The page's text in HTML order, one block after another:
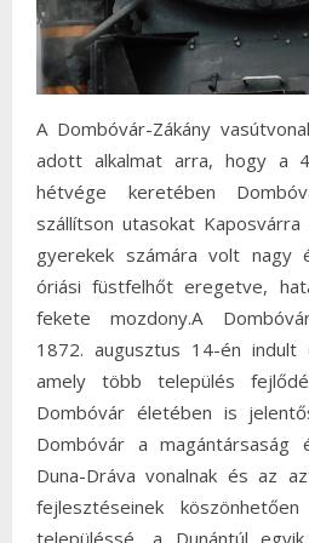
A Dombóvár-Zákány
adott alkalmat arra, hogy a
hétvége keretében
szállítson utasokat
gyerekek számára volt nagy
óriási füstfelhőt eregetve,
fekete mozdony.A
1872. augusztus 14-én
amely több település
Dombóvár életében is
Dombóvár a magántársaság
Duna-Dráva vonalnak és az
fejlesztéseinek